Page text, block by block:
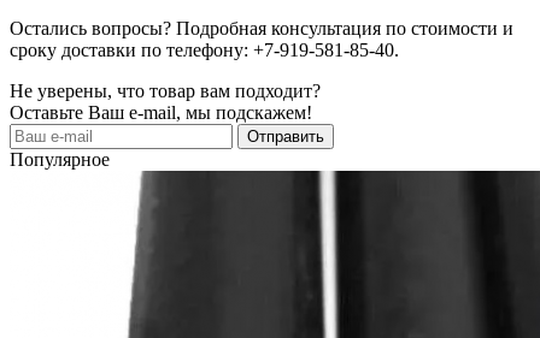
Остались вопросы? Подробная консультация по стоимости и
сроку доставки по телефону: +7-919-581-85-40.
Не уверены, что товар вам подходит?
Оставьте Ваш e-mail, мы подскажем!
Популярное